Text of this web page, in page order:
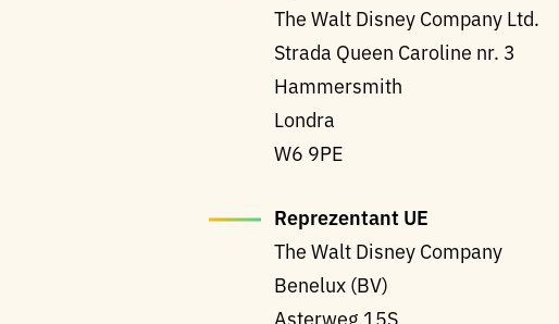
The Walt Disney Company Ltd.
Strada Queen Caroline nr. 3
Hammersmith
Londra
W6 9PE
Reprezentant UE
The Walt Disney Company
Benelux (BV)
Asterweg 15S